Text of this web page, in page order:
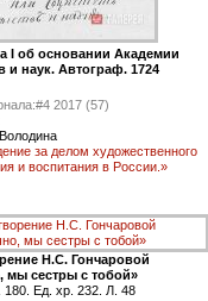
I об основании Академии
и наук. Автограф. 1724
#4 2017 (57)
за делом художественного
и воспитания в России.»
Н.С. Гончаровой
мы сестры с тобой»
Ед. хр. 232. Л. 48